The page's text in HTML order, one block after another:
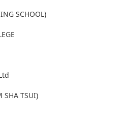
SCHOOL)
SHA TSUI)